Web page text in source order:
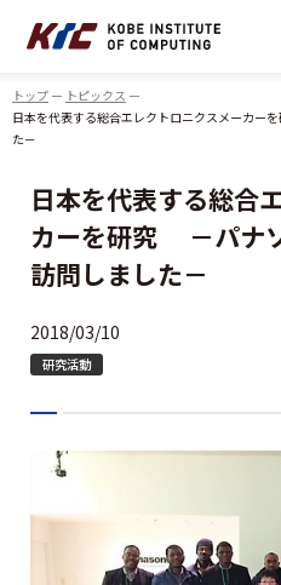
トップ
トピックス
日本を代表する総合エレクトロニクスメーカー
た－
日本を代表する総合
カーを研究 －パナ
訪問しました－
2018/03/10
研究活動